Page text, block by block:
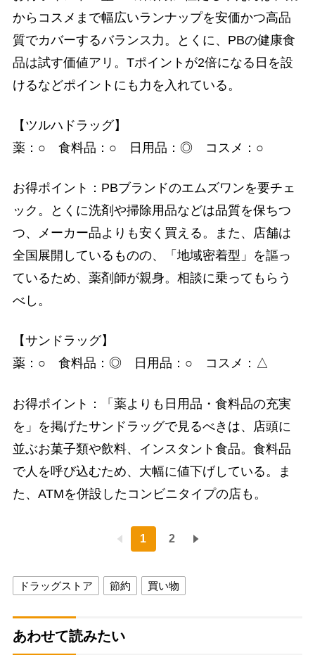
からコスメまで幅広いランナップを安価かつ高品
質でカバーするバランス力。とくに、PBの健康食
品は試す価値アリ。Tポイントが2倍になる日を設
けるなどポイントにも力を入れている。
【ツルハドラッグ】
薬：○ 食料品：○ 日用品：◎ コスメ：○
お得ポイント：PBブランドのエムズワンを要チェ
ック。とくに洗剤や掃除用品などは品質を保ちつ
つ、メーカー品よりも安く買える。また、店舗は
全国展開しているものの、「地域密着型」を謳っ
ているため、薬剤師が親身。相談に乗ってもらう
べし。
【サンドラッグ】
薬：○ 食料品：◎ 日用品：○ コスメ：△
お得ポイント：「薬よりも日用品・食料品の充実
を」を掲げたサンドラッグで見るべきは、店頭に
並ぶお菓子類や飲料、インスタント食品。食料品
で人を呼び込むため、大幅に値下げしている。ま
た、ATMを併設したコンビニタイプの店も。
1 2
ドラッグストア 節約 買い物
あわせて読みたい